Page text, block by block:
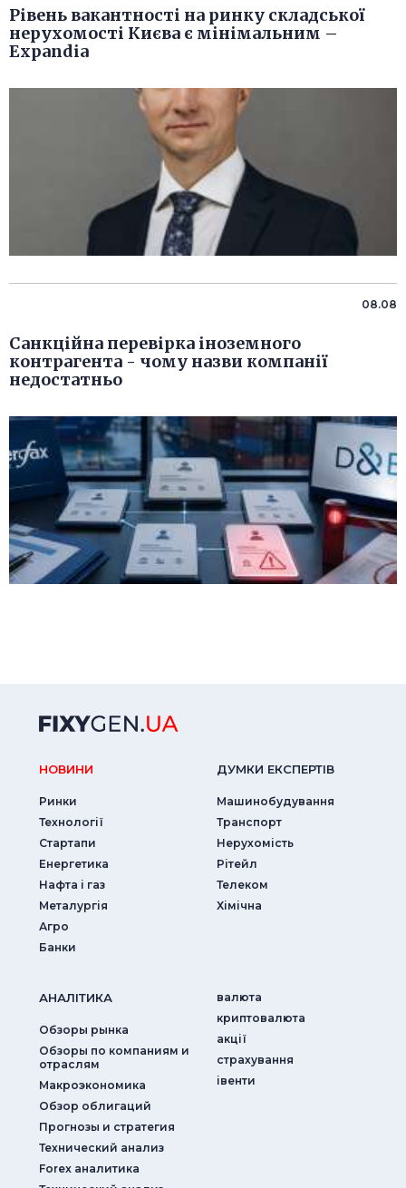
Рівень вакантності на ринку складської
нерухомості Києва є мінімальним –
Expandia
08.08
Санкційна перевірка іноземного
контрагента - чому назви компанії
недостатньо
НОВИНИ
Ринки
Технології
Стартапи
Енергетика
Нафта і газ
Металургія
Агро
Банки
ДУМКИ ЕКСПЕРТIВ
Машинобудування
Транспорт
Нерухомість
Рітейл
Телеком
Хімічна
АНАЛIТИКА
Обзоры рынка
Обзоры по компаниям и
отраслям
Макроэкономика
Обзор облигаций
Прогнозы и стратегия
Технический анализ
Forex аналитика
валюта
криптовалюта
акції
страхування
iвенти